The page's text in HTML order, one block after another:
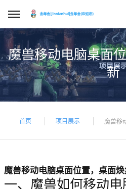
魔兽移动电脑桌面
新
首页 项目展示 魔兽移
魔兽移动电脑桌面位置，桌面
一、魔兽如何移动